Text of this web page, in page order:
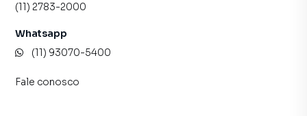
(11) 2783-2000
Whatsapp
(11) 93070-5400
Fale conosco